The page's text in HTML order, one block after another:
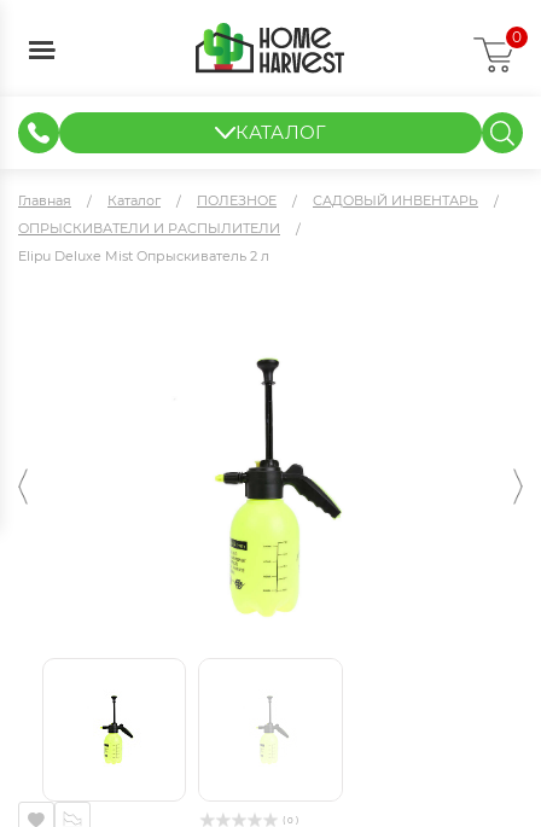
0
КАТАЛОГ
Главная Каталог ПОЛЕЗНОЕ
САДОВЫЙ ИНВЕНТАРЬ
ОПРЫСКИВАТЕЛИ И РАСПЫЛИТЕЛИ
Elipu Deluxe Mist Опрыскиватель 2 л
( 0 )